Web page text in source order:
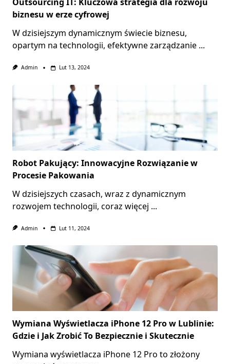
biznesu w erze cyfrowej
W dzisiejszym dynamicznym świecie biznesu,
opartym na technologii, efektywne zarządzanie ...
Admin Lut 13, 2024
Robot Pakujący: Innowacyjne Rozwiązanie w
Procesie Pakowania
W dzisiejszych czasach, wraz z dynamicznym
rozwojem technologii, coraz więcej ...
Admin Lut 11, 2024
Wymiana Wyświetlacza iPhone 12 Pro w Lublinie:
Gdzie i Jak Zrobić To Bezpiecznie i Skutecznie
Wymiana wyświetlacza iPhone 12 Pro to złożony